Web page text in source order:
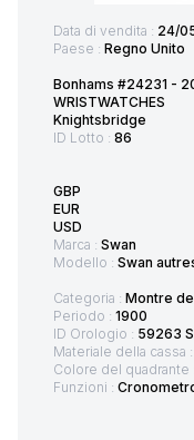
Data di vendita : 24/
Paese : Regno Unito
Bonhams #24231 -
WRISTWATCHES
Knightsbridge
ID Lotto : 86
GBP
EUR
USD
Marca : Swan
Modello : Swan
Categoria : Montre
Periodo : 1900
ID Orologio : 59263
Materiale della cassa :
Colore del quadrante :
Funzioni :